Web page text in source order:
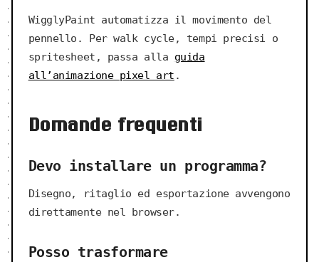
WigglyPaint automatizza il movimento del
pennello. Per walk cycle, tempi precisi o
spritesheet, passa alla guida
all’animazione pixel art .
Domande frequenti
Devo installare un programma?
Disegno, ritaglio ed esportazione avvengono
direttamente nel browser.
Posso trasformare